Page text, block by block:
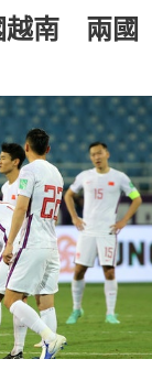
越南 兩國